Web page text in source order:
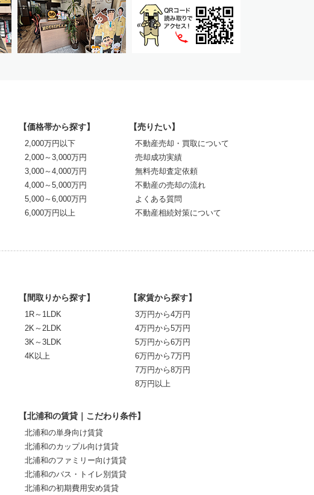
【価格帯から探す】
2,000万円以下
2,000～3,000万円
3,000～4,000万円
4,000～5,000万円
5,000～6,000万円
6,000万円以上
【売りたい】
不動産売却・買取について
売却成功実績
無料売却査定依頼
不動産の売却の流れ
よくある質問
不動産相続対策について
【間取りから探す】
1R～1LDK
2K～2LDK
3K～3LDK
4K以上
【家賃から探す】
3万円から4万円
4万円から5万円
5万円から6万円
6万円から7万円
7万円から8万円
8万円以上
【北浦和の賃貸｜こだわり条件】
北浦和の単身向け賃貸
北浦和のカップル向け賃貸
北浦和のファミリー向け賃貸
北浦和のバス・トイレ別賃貸
北浦和の初期費用安め賃貸